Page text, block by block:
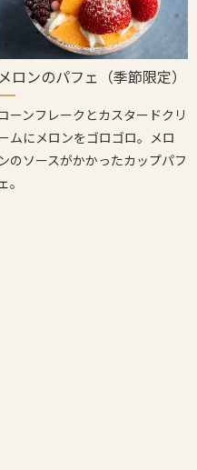
メロンのパフェ（季節限定）
ーンフレークとカスタードクリ
ムにメロンをゴロゴロ。メロ
ンのソースがかかったカップパフ
ェ。